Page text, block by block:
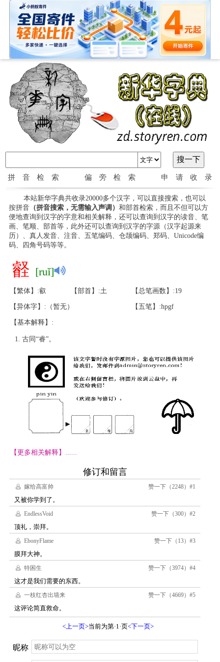
拼音检索 偏旁检索 申请收录
本站新华字典共收录20000多个汉字，可以直接搜索，也可以
按拼音（拼音搜索，无需输入声调） 和部首检索，而且不但可以方
便地查询到汉字的字意和相关解释，还可以查询到汉字的读音、笔
画、笔顺、部首等，此外还可以查询到汉字的字源（汉字起源来
历）、真人发音、注音、五笔编码、仓颉编码、郑码、Unicode编
码、四角号码等等。
壡 [ruǐ]
【繁体】:叡 【部首】:土 【总笔画数】:19
【异体字】:（暂无） 【五笔】:hpgf
【基本解释】:
古同“睿”。
【更多相关解释】......